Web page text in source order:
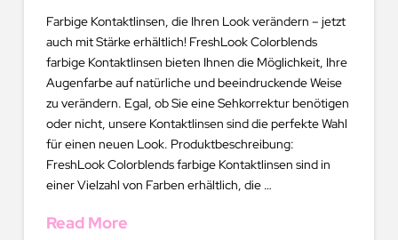
Farbige Kontaktlinsen, die Ihren Look verändern – jetzt
auch mit Stärke erhältlich! FreshLook Colorblends
farbige Kontaktlinsen bieten Ihnen die Möglichkeit, Ihre
Augenfarbe auf natürliche und beeindruckende Weise
zu verändern. Egal, ob Sie eine Sehkorrektur benötigen
oder nicht, unsere Kontaktlinsen sind die perfekte Wahl
für einen neuen Look. Produktbeschreibung:
FreshLook Colorblends farbige Kontaktlinsen sind in
einer Vielzahl von Farben erhältlich, die …
Read More